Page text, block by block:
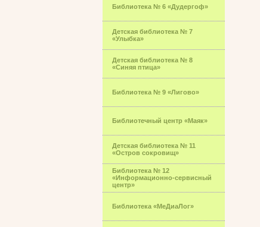
Библиотека № 6 «Дудергоф»
Детская библиотека № 7
«Улыбка»
Детская библиотека № 8
«Синяя птица»
Библиотека № 9 «Лигово»
Библиотечный центр «Маяк»
Детская библиотека № 11
«Остров сокровищ»
Библиотека № 12
«Информационно-сервисный
центр»
Библиотека «МеДиаЛог»